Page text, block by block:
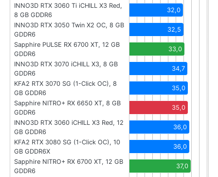
INNO3D RTX 3060 Ti iCHILL X3 Red,
8 GB GDDR6
32,0
INNO3D RTX 3050 Twin X2 OC, 8 GB
GDDR6
32,5
Sapphire PULSE RX 6700 XT, 12 GB
GDDR6
33,0
INNO3D RTX 3070 iCHILL X3, 8 GB
GDDR6
34,7
KFA2 RTX 3070 SG (1-Click OC), 8
GB GDDR6
35,0
Sapphire NITRO+ RX 6650 XT, 8 GB
GDDR6
35,0
INNO3D RTX 3060 iCHILL X3 Red, 12
GB GDDR6
36,0
KFA2 RTX 3080 SG (1-Click OC), 10
GB GDDR6X
36,0
Sapphire NITRO+ RX 6700 XT, 12 GB
GDDR6
37,0